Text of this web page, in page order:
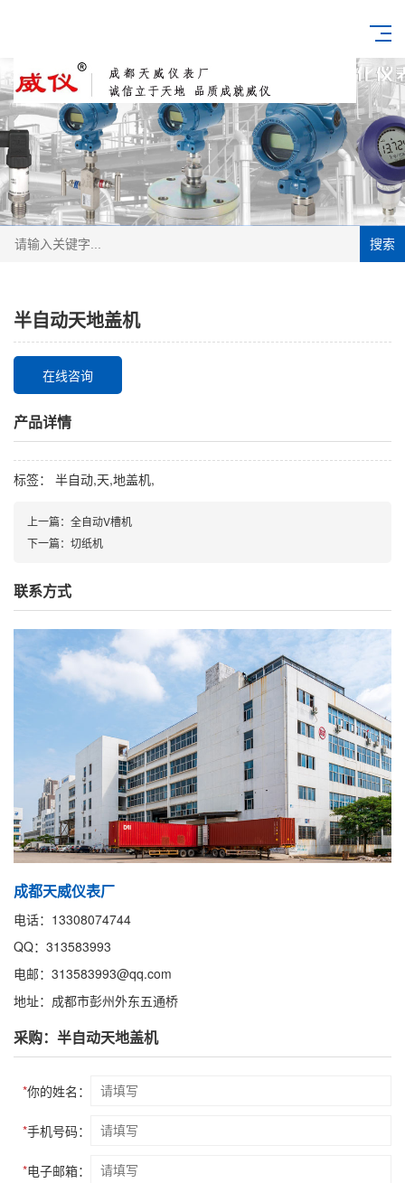
搜索
半自动天地盖机
在线咨询
产品详情
标签： 半自动,天,地盖机,
上一篇：全自动V槽机
下一篇：切纸机
联系方式
成都天威仪表厂
电话：13308074744
QQ：313583993
电邮：313583993@qq.com
地址：成都市彭州外东五通桥
采购：半自动天地盖机
*你的姓名：
*手机号码：
*电子邮箱：